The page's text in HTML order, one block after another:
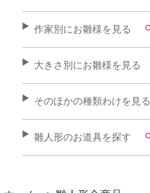
作家別にお雛様を見る
大きさ別にお雛様を見る
そのほかの種類わけを見る
雛人形のお道具を探す